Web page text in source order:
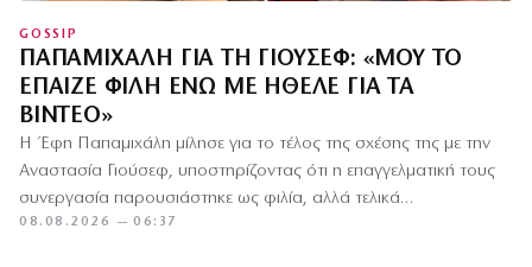
GOSSIP
ΠΑΠΑΜΙΧΆΛΗ ΓΙΑ ΤΗ ΓΙΟΎΣΕΦ: «ΜΟΥ ΤΟ
ΈΠΑΙΖΕ ΦΊΛΗ ΕΝΏ ΜΕ ΉΘΕΛΕ ΓΙΑ ΤΑ
ΒΊΝΤΕΟ»
Η Έφη Παπαμιχάλη μίλησε για το τέλος της σχέσης της με την
Αναστασία Γιούσεφ, υποστηρίζοντας ότι η επαγγελματική τους
συνεργασία παρουσιάστηκε ως φιλία, αλλά τελικά
περιορίστηκε…
08.08.2026 — 06:37